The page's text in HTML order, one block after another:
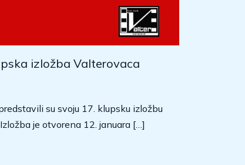
izložba Valterovaca
su svoju 17. klupsku izložbu
je otvorena 12. januara […]